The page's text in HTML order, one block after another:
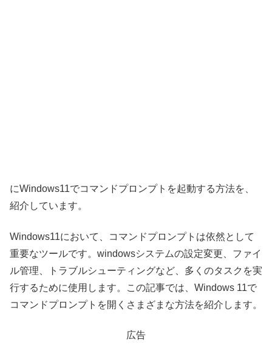
にWindows11でコマンドプロンプトを起動する方法を、
紹介しています。
Windows11において、コマンドプロンプトは依然として
重要なツールです。windowsシステムの設定変更、ファイ
ル管理、トラブルシューティングなど、多くのタスクを実
行するために使用します。この記事では、Windows 11で
コマンドプロンプトを開くさまざまな方法を紹介します。
広告